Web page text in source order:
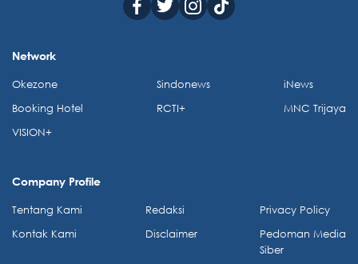
Network
Okezone
Booking Hotel
VISION+
Sindonews
RCTI+
iNews
MNC Trijaya
Company Profile
Tentang Kami
Kontak Kami
Redaksi
Disclaimer
Privacy Policy
Pedoman Media
Siber